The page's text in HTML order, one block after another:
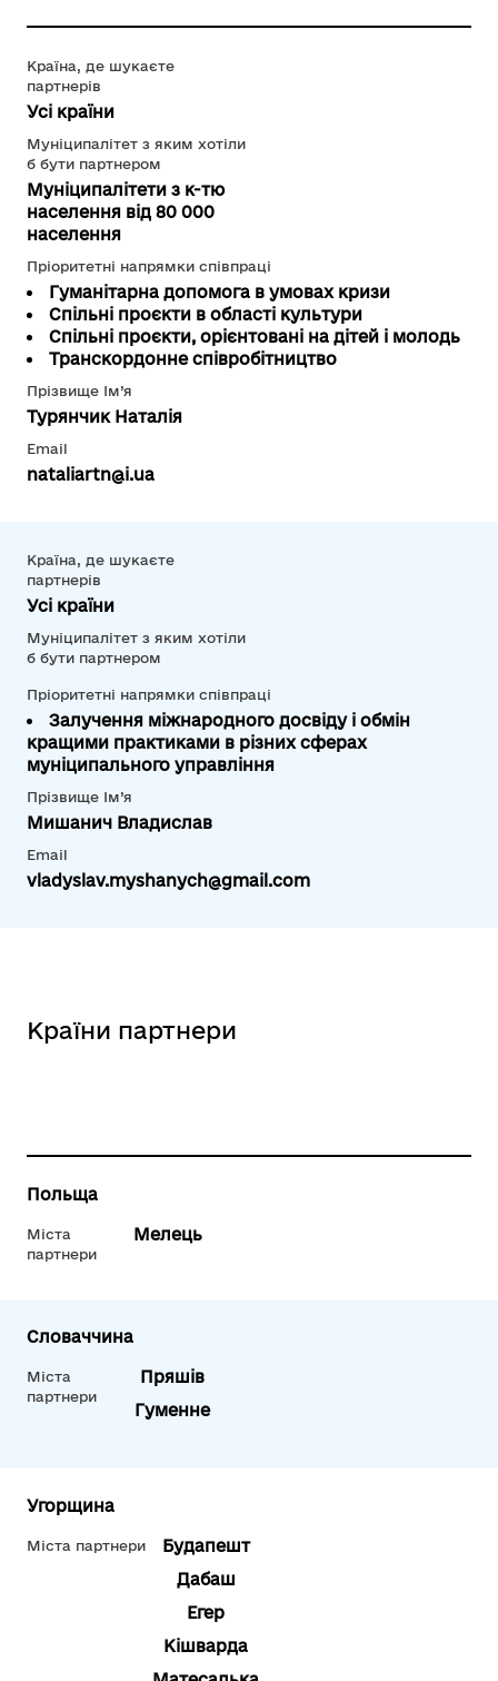
Країна, де шукаєте
партнерів
Усі країни
Муніципалітет з яким хотіли
б бути партнером
Муніципалітети з к-тю
населення від 80 000
населення
Пріоритетні напрямки співпраці
Гуманітарна допомога в умовах кризи
Спільні проєкти в області культури
Спільні проєкти, орієнтовані на дітей і молодь
Транскордонне співробітництво
Прізвище Ім’я
Турянчик Наталія
Email
nataliartn@i.ua
Країна, де шукаєте
партнерів
Усі країни
Муніципалітет з яким хотіли
б бути партнером
Пріоритетні напрямки співпраці
Залучення міжнародного досвіду і обмін
кращими практиками в різних сферах
муніципального управління
Прізвище Ім’я
Мишанич Владислав
Email
vladyslav.myshanych@gmail.com
Країни партнери
Польща
Міста
партнери
Мелець
Словаччина
Міста
партнери
Пряшів
Гуменне
Угорщина
Міста партнери
Будапешт
Дабаш
Егер
Кішварда